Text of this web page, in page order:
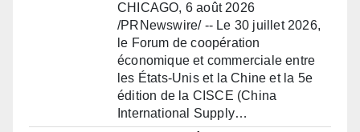
CHICAGO, 6 août 2026
/PRNewswire/ -- Le 30 juillet 2026,
le Forum de coopération
économique et commerciale entre
les États-Unis et la Chine et la 5e
édition de la CISCE (China
International Supply…